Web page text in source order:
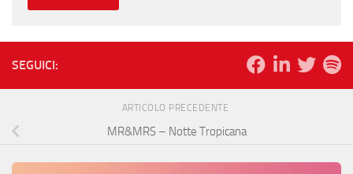
SEGUICI:
ARTICOLO PRECEDENTE
MR&MRS – Notte Tropicana